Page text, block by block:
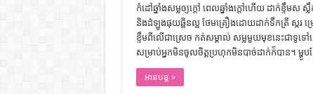
កំដៅឆ្នាំងសម្លឲ្យក្តៅ ពេលឆ្នាំងក្តៅហើយ ដាក់ខ្ទឹមស
និងដំឡូងផុយឆ្អិនល្អ ថែមគ្រឿងដោយដាក់ទឹកត្រី ស្ករ
ខ្ទឹមពីលើជាស្រេច កត់សម្គាល់ សម្លមួយមុខនេះជាទូ
សម្រាប់អ្នកមិនចូលចិត្តប្រហុកមិនបាច់ដាក់ក៏បាន។ ម្ហូបខ្ម
អានបន្ត »